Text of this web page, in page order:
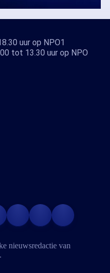
uur op NPO1
tot 13.30 uur op NPO
nieuwsredactie van
.